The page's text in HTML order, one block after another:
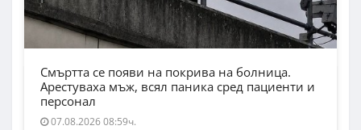
Смъртта се появи на покрива на болница.
Арестуваха мъж, всял паника сред пациенти и
персонал
07.08.2026 08:59ч.